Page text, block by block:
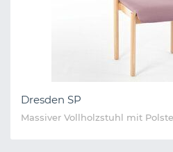
Dresden SP
Massiver Vollholzstuhl mit